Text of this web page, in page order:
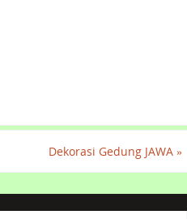
Dekorasi Gedung JAWA »